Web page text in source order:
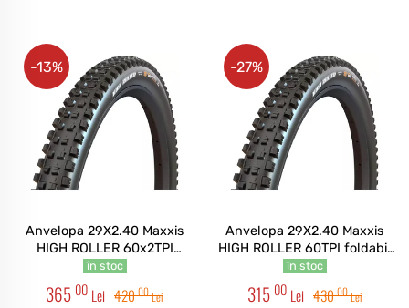
Anvelopa 29X2.40 Maxxis
HIGH ROLLER 60x2TPI
foldabil 3CG/DH/TR
în stoc
365 00 Lei 42000Lei
-13%
Anvelopa 29X2.40 Maxxis
HIGH ROLLER 60TPI foldabil
3CG/EXO+/TR
în stoc
315 00 Lei 43000Lei
-27%